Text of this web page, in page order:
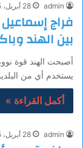
admin 28 أبريل، 2025
فراج
بين الهند
يستخدم أي من
أكمل القراءة »
admin 28 أبريل، 2025